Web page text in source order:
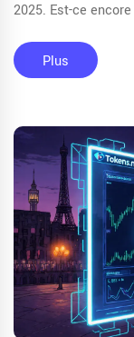
2025. Est-ce
Plus